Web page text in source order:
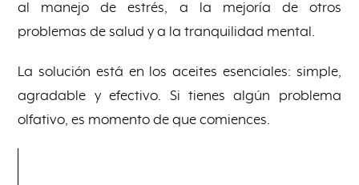
al manejo de estrés, a la mejoría de otros
problemas de salud y a la tranquilidad mental.
La solución está en los aceites esenciales: simple,
agradable y efectivo. Si tienes algún problema
olfativo, es momento de que comiences.